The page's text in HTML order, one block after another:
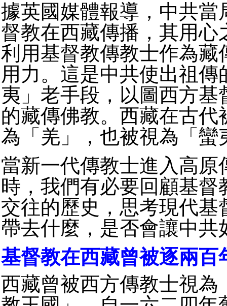
據英國媒體報導，中共當
督教在西藏傳播，其用心
利用基督教傳教士作為藏
用力。這是中共使出祖傳
夷」老手段，以圖西方基
的藏傳佛教。西藏在古代
為「羌」，也被視為「蠻
當新一代傳教士進入高原
時，我們有必要回顧基督
交往的歷史，思考現代基
帶去什麼，是否會讓中共
基督教在西藏曾被逐兩百
西藏曾被西方傳教士視為